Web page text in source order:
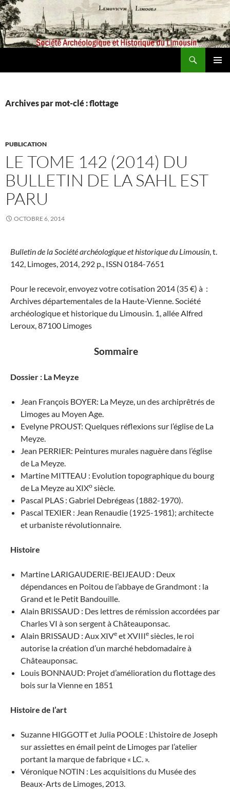
Aller
au
contenu
Société archéologique et historique du Limousin
Archives par mot-clé : flottage
PUBLICATION
LE TOME 142 (2014) DU
BULLETIN DE LA SAHL EST
PARU
OCTOBRE 6, 2014
Bulletin de la Société archéologique et historique du Limousin , t.
142, Limoges, 2014, 292 p., ISSN 0184-7651
Pour le recevoir, envoyez votre cotisation 2014 (35 €) à :
Archives départementales de la Haute-Vienne. Société
archéologique et historique du Limousin. 1, allée Alfred
Leroux, 87100 Limoges
Sommaire
Dossier : La Meyze
Jean François BOYER: La Meyze, un des archiprêtrés de
Limoges au Moyen Age.
Evelyne PROUST: Quelques réflexions sur l’église de La
Meyze.
Jean PERRIER: Peintures murales naguère dans l’église
de La Meyze.
Martine MITTEAU : Evolution topographique du bourg
de La Meyze au XIXo siècle.
Pascal PLAS : Gabriel Debrégeas (1882-1970).
Pascal TEXIER : Jean Renaudie (1925-1981); architecte
et urbaniste révolutionnaire.
Histoire
Martine LARIGAUDERIE-BEIJEAUD : Deux
dépendances en Poitou de l’abbaye de Grandmont : la
Grand et le Petit Bandouille.
Alain BRISSAUD : Des lettres de rémission accordées par
Charles VI à son sergent à Châteauponsac.
Alain BRISSAUD : Aux XIVe et XVIIIe siècles, le roi
autorise la création d’un marché hebdomadaire à
Châteauponsac.
Louis BONNAUD: Projet d’amélioration du flottage des
bois sur la Vienne en 1851
Histoire de l’art
Suzanne HIGGOTT et Julia POOLE : L’histoire de Joseph
sur assiettes en émail peint de Limoges par l’atelier
portant la marque de fabrique « LC. ».
Véronique NOTIN : Les acquisitions du Musée des
Beaux-Arts de Limoges, 2013.